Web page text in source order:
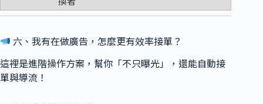
六、我有在做廣告，怎麼更有效率接單？
這裡是進階操作方案，幫你「不只曝光」，還能自動接
單與導流！